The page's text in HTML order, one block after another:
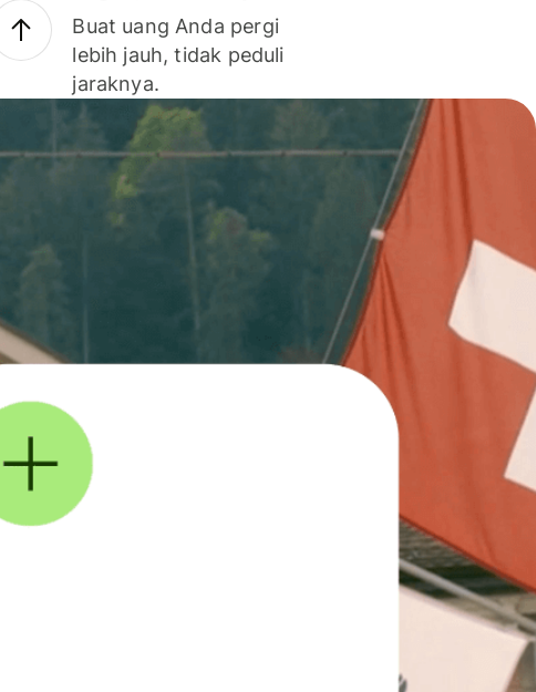
Buat uang Anda pergi
lebih jauh, tidak peduli
jaraknya.